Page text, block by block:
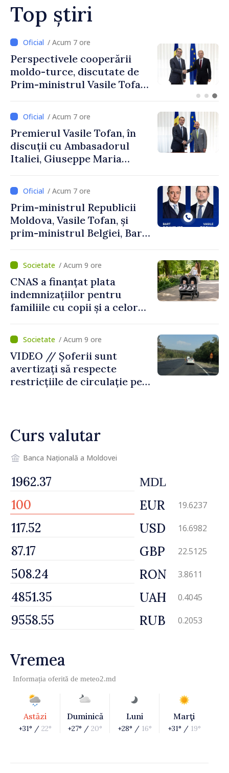
Top știri
/ Acum 4 ore
Forumul Diasporei //
Republica Moldova,
promovată în Elveția prin
exporturi
/ Acum 7 ore
Premierul Vasile Tofan, în
discuții cu Ambasadorul
Italiei, Giuseppe Maria
/ Acum 7 ore
Prim-ministrul Republicii
Moldova, Vasile Tofan, și
prim-ministrul Belgiei, Bart
despre parcursul european
al Republicii Moldova.
/ Acum 9 ore
CNAS a finanțat plata
indemnizațiilor pentru
familiile cu copii și a celor
temporară de muncă
/ Acum 9 ore
VIDEO // Șoferii sunt
avertizați să respecte
restricțiile de circulație pe
Curs valutar
Banca Națională a Moldovei
MDL
EUR 19.6237
USD 16.6982
GBP 22.5125
RON 3.8611
UAH 0.4045
RUB 0.2053
Vremea
Informația oferită de meteo2.md
Astăzi
+31° / 22°
Duminică
+27° / 20°
Luni
+28° / 16°
Marţi
+31° / 19°